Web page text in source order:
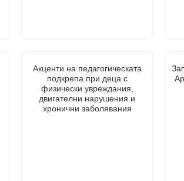
Акценти на педагогическата
подкрепа при деца с
физически увреждания,
двигателни нарушения и
хронични заболявания